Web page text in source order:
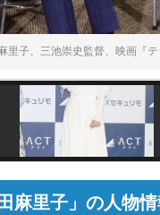
里子、三池崇史監督、映画
田麻里子」の人物